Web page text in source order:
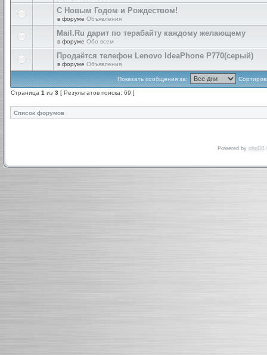
С Новым Годом и Рождеством!
в форуме Объявления
Mail.Ru дарит по терабайту каждому желающему
в форуме Обо всем
Продаётся телефон Lenovo IdeaPhone P770(серый)
в форуме Объявления
Показать сообщения за:
Страница 1 из 3 [ Результатов поиска: 69 ]
Список форумов
Powered by phpBB